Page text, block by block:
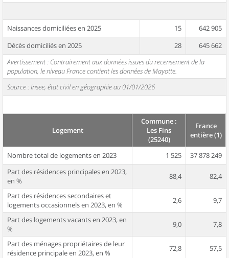
Naissances domiciliées en 2025 15
642 905
Décès domiciliés en 2025
28
645 662
Avertissement : Contrairement aux données issues du recensement de la
population, le niveau France contient les données de Mayotte.
Source : Insee, état civil en géographie au 01/01/2026
Logement
Commune :
Les Fins
(25240)
France
entière (1)
Nombre total de logements en 2023 1 525
37 878 249
Part des résidences principales en 2023,
en %
88,4 82,4
Part des résidences secondaires et
logements occasionnels en 2023, en %
2,6 9,7
Part des logements vacants en 2023, en
%
9,0 7,8
Part des ménages propriétaires de leur
résidence principale en 2023, en %
72,8 57,5